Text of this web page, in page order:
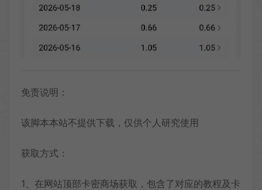
免责说明：
该脚本本站不提供下载，仅供个人研究使用
获取方式：
1、在网站顶部卡密商场获取，包含了对应的教程及卡